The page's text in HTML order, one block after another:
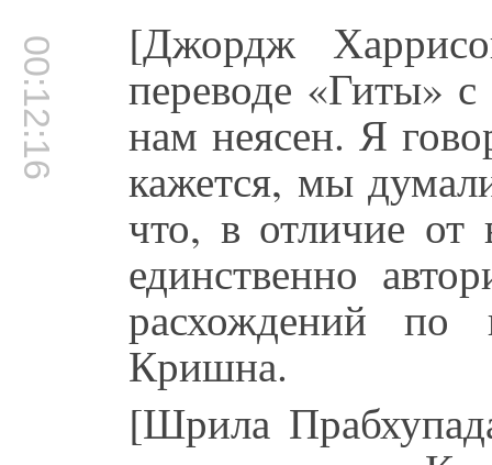
00:12:16 [Джордж
переводе «Гиты»
нам неясен. Я
кажется, мы
что, в отличие от
единственно
расхождений по
Кришна.
[Шрила